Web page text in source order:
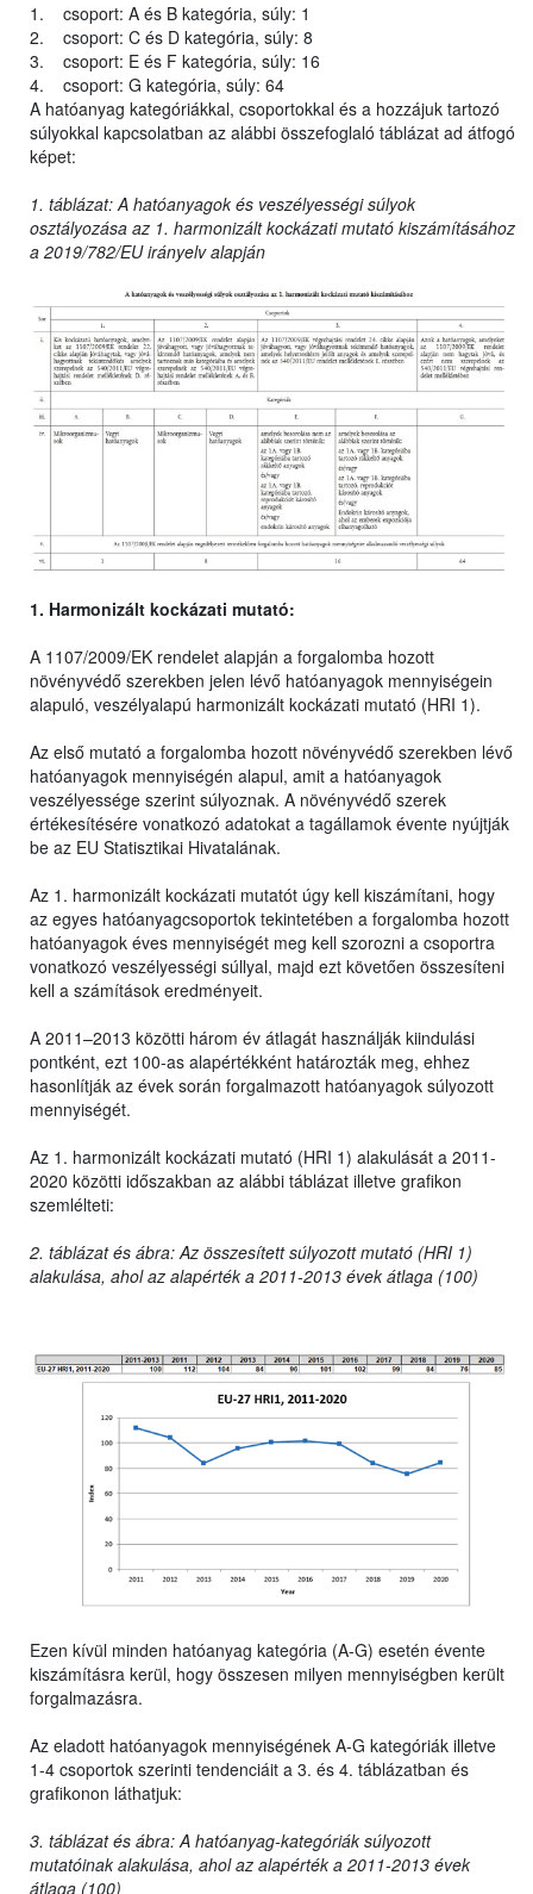
1. csoport: A és B kategória, súly: 1
2. csoport: C és D kategória, súly: 8
3. csoport: E és F kategória, súly: 16
4. csoport: G kategória, súly: 64
A hatóanyag kategóriákkal, csoportokkal és a hozzájuk tartozó
súlyokkal kapcsolatban az alábbi összefoglaló táblázat ad átfogó
képet:
1. táblázat: A hatóanyagok és veszélyességi súlyok
osztályozása az 1. harmonizált kockázati mutató kiszámításához
a 2019/782/EU irányelv alapján
1. Harmonizált kockázati mutató:
A 1107/2009/EK rendelet alapján a forgalomba hozott
növényvédő szerekben jelen lévő hatóanyagok mennyiségein
alapuló, veszélyalapú harmonizált kockázati mutató (HRI 1).
Az első mutató a forgalomba hozott növényvédő szerekben lévő
hatóanyagok mennyiségén alapul, amit a hatóanyagok
veszélyessége szerint súlyoznak. A növényvédő szerek
értékesítésére vonatkozó adatokat a tagállamok évente nyújtják
be az EU Statisztikai Hivatalának.
Az 1. harmonizált kockázati mutatót úgy kell kiszámítani, hogy
az egyes hatóanyagcsoportok tekintetében a forgalomba hozott
hatóanyagok éves mennyiségét meg kell szorozni a csoportra
vonatkozó veszélyességi súllyal, majd ezt követően összesíteni
kell a számítások eredményeit.
A 2011–2013 közötti három év átlagát használják kiindulási
pontként, ezt 100-as alapértékként határozták meg, ehhez
hasonlítják az évek során forgalmazott hatóanyagok súlyozott
mennyiségét.
Az 1. harmonizált kockázati mutató (HRI 1) alakulását a 2011-
2020 közötti időszakban az alábbi táblázat illetve grafikon
szemlélteti:
2. táblázat és ábra: Az összesített súlyozott mutató (HRI 1)
alakulása, ahol az alapérték a 2011-2013 évek átlaga (100)
Ezen kívül minden hatóanyag kategória (A-G) esetén évente
kiszámításra kerül, hogy összesen milyen mennyiségben került
forgalmazásra.
Az eladott hatóanyagok mennyiségének A-G kategóriák illetve
1-4 csoportok szerinti tendenciáit a 3. és 4. táblázatban és
grafikonon láthatjuk:
3. táblázat és ábra: A hatóanyag-kategóriák súlyozott
mutatóinak alakulása, ahol az alapérték a 2011-2013 évek
átlaga (100)